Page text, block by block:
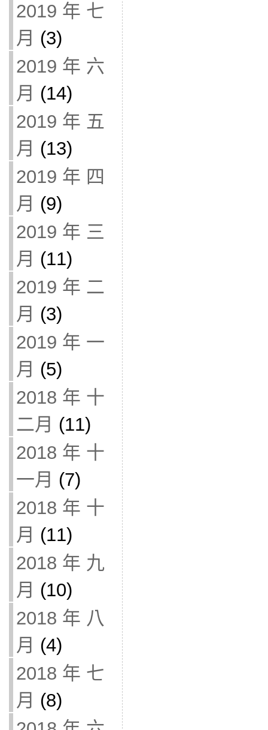
2019 年 七
月 (3)
2019 年 六
月 (14)
2019 年 五
月 (13)
2019 年 四
月 (9)
2019 年 三
月 (11)
2019 年 二
月 (3)
2019 年 一
月 (5)
2018 年 十
二月 (11)
2018 年 十
一月 (7)
2018 年 十
月 (11)
2018 年 九
月 (10)
2018 年 八
月 (4)
2018 年 七
月 (8)